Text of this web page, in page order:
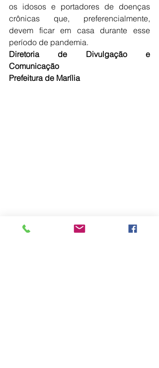
os idosos e portadores de doenças
crônicas que, preferencialmente,
devem ficar em casa durante esse
período de pandemia.
Diretoria de Divulgação e
Comunicação
Prefeitura de Marília